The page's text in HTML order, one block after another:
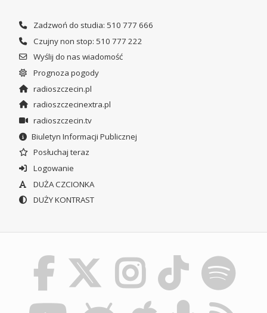
Zadzwoń do studia: 510 777 666
Czujny non stop: 510 777 222
Wyślij do nas wiadomość
Prognoza pogody
radioszczecin.pl
radioszczecinextra.pl
radioszczecin.tv
Biuletyn Informacji Publicznej
Posłuchaj teraz
Logowanie
DUŻA CZCIONKA
DUŻY KONTRAST